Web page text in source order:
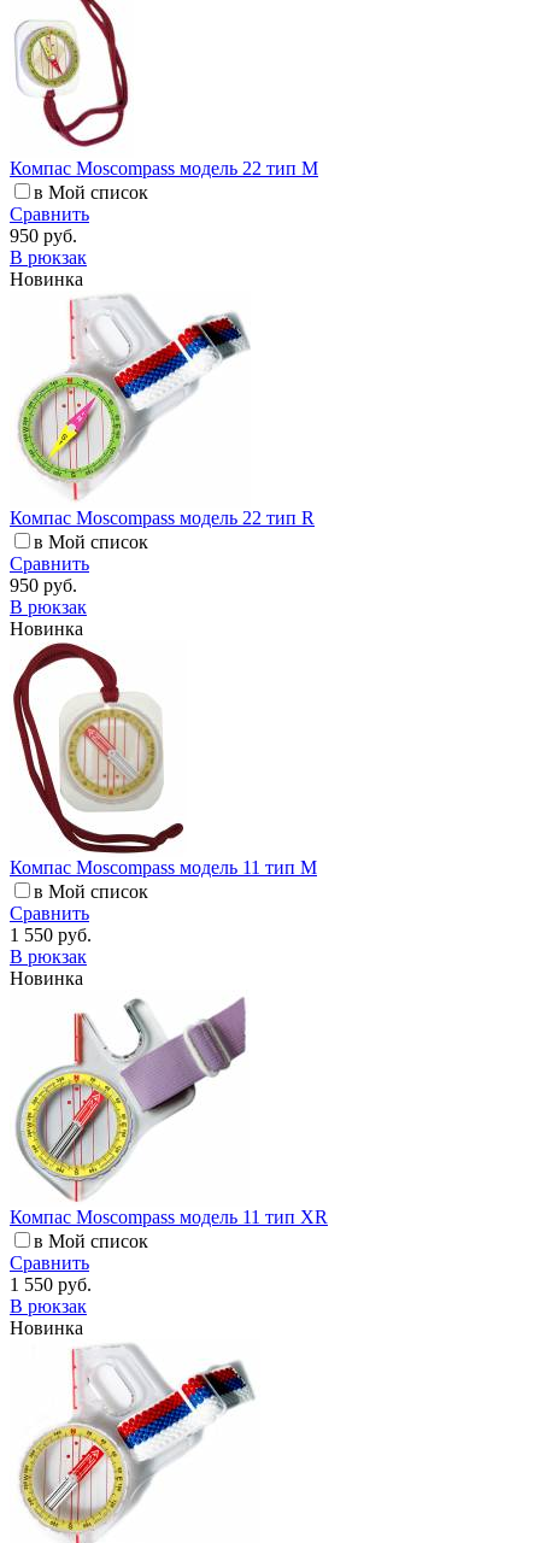
Компас Moscompass модель 22 тип M
в Мой список
Сравнить
950 руб.
В рюкзак
Новинка
Компас Moscompass модель 22 тип R
в Мой список
Сравнить
950 руб.
В рюкзак
Новинка
Компас Moscompass модель 11 тип M
в Мой список
Сравнить
1 550 руб.
В рюкзак
Новинка
Компас Moscompass модель 11 тип XR
в Мой список
Сравнить
1 550 руб.
В рюкзак
Новинка